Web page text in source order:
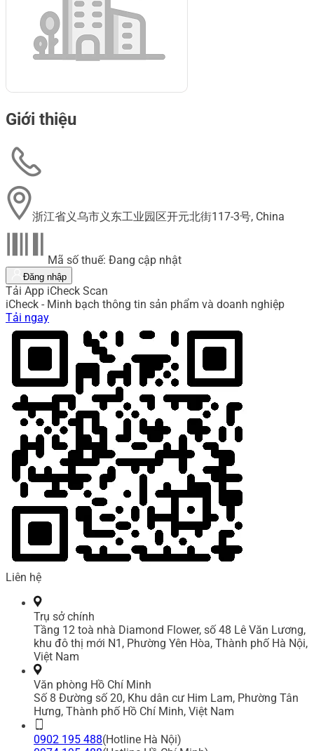
Giới thiệu
浙江省义乌市义东工业园区开元北街117-3号, China
Mã số thuế: Đang cập nhật
Đăng nhập
Tải App iCheck Scan
iCheck - Minh bạch thông tin sản phẩm và doanh nghiệp
Tải ngay
Liên hệ
Trụ sở chính
Tầng 12 toà nhà Diamond Flower, số 48 Lê Văn Lương,
khu đô thị mới N1, Phường Yên Hòa, Thành phố Hà Nội,
Việt Nam
Văn phòng Hồ Chí Minh
Số 8 Đường số 20, Khu dân cư Him Lam, Phường Tân
Hưng, Thành phố Hồ Chí Minh, Việt Nam
0902 195 488(Hotline Hà Nội)